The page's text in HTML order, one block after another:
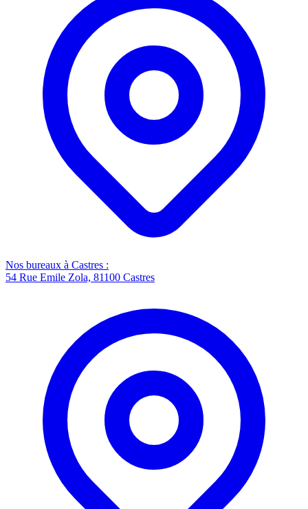
Nos bureaux à Castres :
54 Rue Emile Zola, 81100 Castres